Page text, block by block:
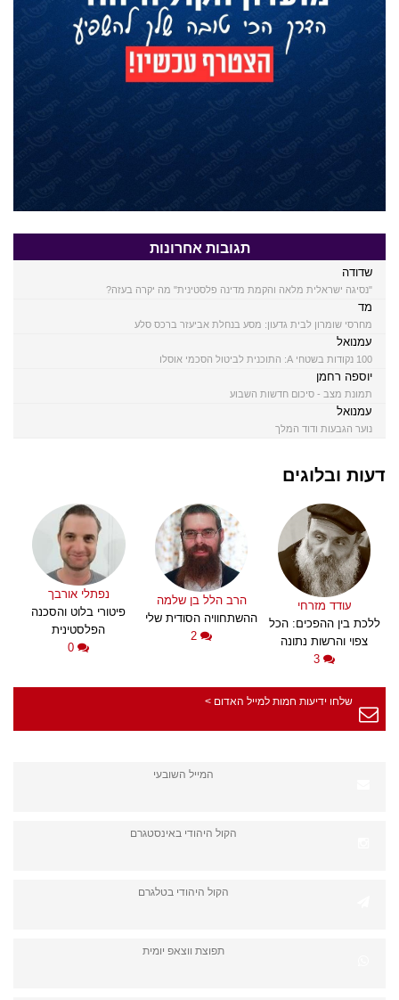
תגובות אחרונות
שדודה
"נסיגה ישראלית מלאה והקמת מדינה פלסטינית" מה יקרה בעזה?
מד
מחרסי שומרון לבית גדעון: מסע בנחלת אביעזר ברכס סלע
עמנואל
100 נקודות בשטחי A: התוכנית לביטול הסכמי אוסלו
יוספה רחמן
תמונת מצב - סיכום חדשות השבוע
עמנואל
נוער הגבעות ודוד המלך
דעות ובלוגים
עודד מזרחי
ללכת בין ההפכים: הכל
צפוי והרשות נתונה
3
הרב הלל בן שלמה
ההשתחוויה הסודית שלי
2
נפתלי אורבך
פיטורי בלוט והסכנה
הפלסטינית
0
שלחו ידיעות חמות למייל האדום >
המייל השובעי
הקול היהודי באינסטגרם
הקול היהודי בטלגרם
תפוצת ווצאפ יומית